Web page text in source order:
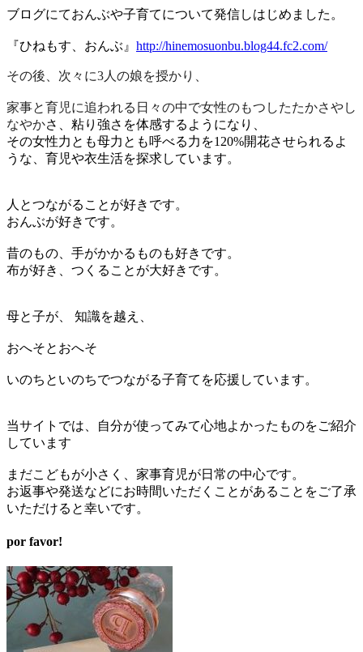
ブログにておんぶや子育てについて発信しはじめました。
『ひねもす、おんぶ』 http://hinemosuonbu.blog44.fc2.com/
その後、次々に3人の娘を授かり、
家事と育児に追われる日々の中で女性のもつしたたかさやし
なやかさ、粘り強さを体感するようになり、
その女性力とも母力とも呼べる力を120%開花させられるよ
うな、育児や衣生活を探求しています。
人とつながることが好きです。
おんぶが好きです。
昔のもの、手がかかるものも好きです。
布が好き、つくることが大好きです。
母と子が、 知識を越え、
おへそとおへそ
いのちといのちでつながる子育てを応援しています。
当サイトでは、
自分が使ってみて心地よかったものをご紹介
しています
まだこどもが小さく、家事育児が日常の中心です。
お返事や発送などにお時間いただくことがあることをご了承
いただけると幸いです。
por favor!